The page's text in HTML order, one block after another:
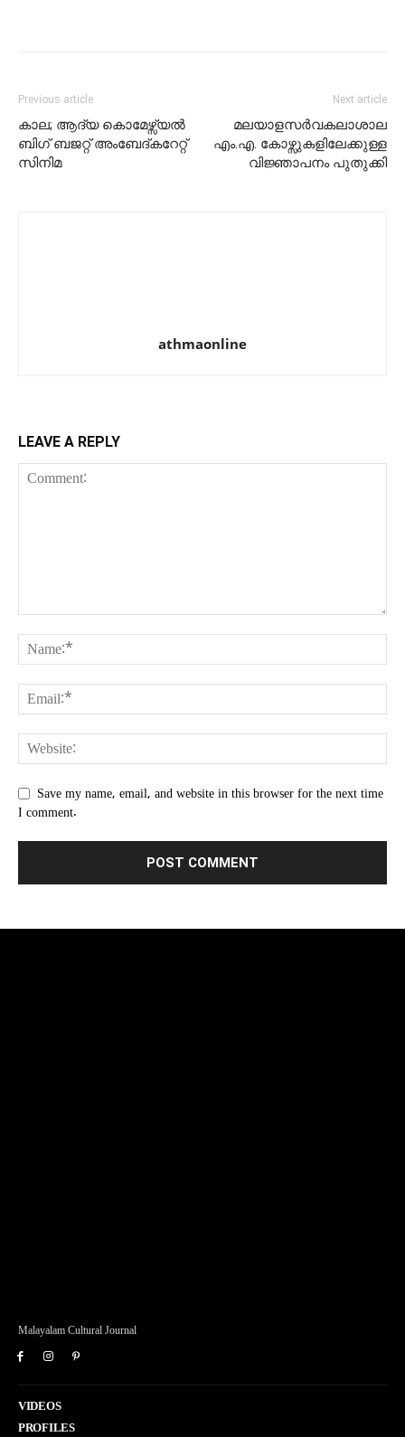
Previous article
കാല; ആദ്യ കൊമേഴ്സ്യൽ
ബിഗ് ബജറ്റ് അംബേദ്കറേറ്റ്
സിനിമ
Next article
മലയാളസര്‍വകലാശാല
എം.എ. കോഴ്സുകളിലേക്കുള്ള
വിജ്ഞാപനം പുതുക്കി
athmaonline
LEAVE A REPLY
Save my name, email, and website in this browser for the next time
I comment.
Malayalam Cultural Journal
VIDEOS
PROFILES